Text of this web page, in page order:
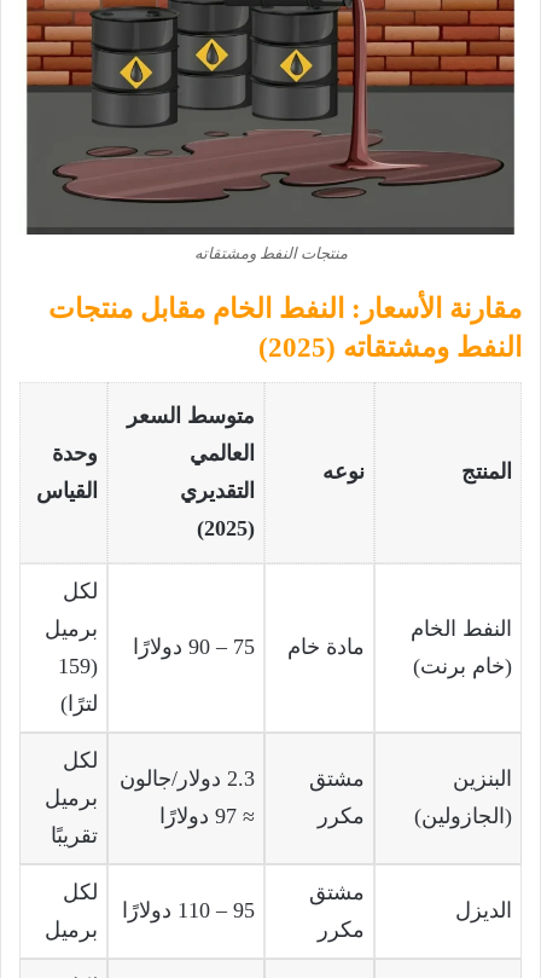
منتجات النفط ومشتقاته
مقارنة الأسعار: النفط الخام مقابل منتجات
النفط ومشتقاته (2025)
المنتج نوعه
متوسط السعر
العالمي
التقديري
(2025)
وحدة
القياس
النفط الخام
(خام برنت)
مادة خام 75 – 90 دولارًا
لكل
برميل
(159
لترًا)
البنزين
(الجازولين)
مشتق
مكرر
2.3 دولار/جالون
≈ 97 دولارًا
لكل
برميل
تقريبًا
الديزل
مشتق
مكرر
95 – 110 دولارًا
لكل
برميل